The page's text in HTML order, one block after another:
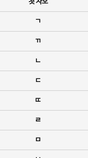
ㄱ
ㄲ
ㄴ
ㄷ
ㄸ
ㄹ
ㅁ